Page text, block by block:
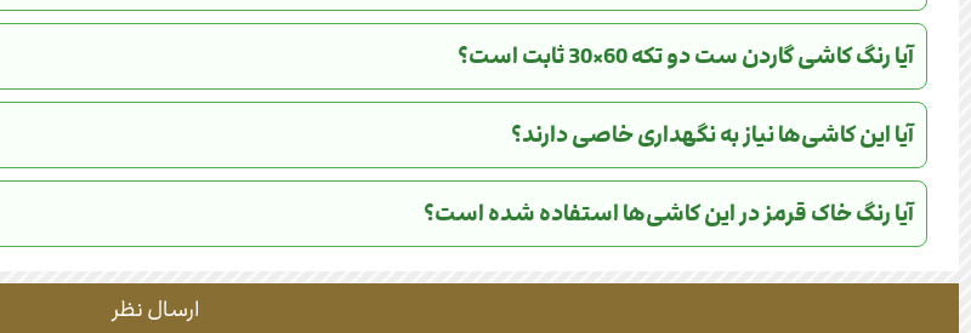
آیا رنگ کاشی گاردن ست دو تکه 60×30 ثابت است؟
آیا این کاشی‌ها نیاز به نگهداری خاصی دارند؟
آیا رنگ خاک قرمز در این کاشی‌ها استفاده شده است؟
ارسال نظر